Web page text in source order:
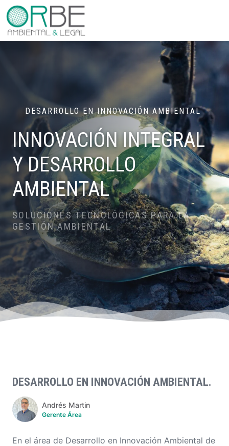
DESARROLLO EN INNOVACIÓN AMBIENTAL
INNOVACIÓN INTEGRAL
YDESARROLLO
AMBIENTAL
SOLUCIONES TECNOLÓGICASPARA LA
GESTIÓN AMBIENTAL
DESARROLLO EN INNOVACIÓN AMBIENTAL.
Andrés Martin
Gerente Área
En el área de Desarrollo en Innovación Ambiental de